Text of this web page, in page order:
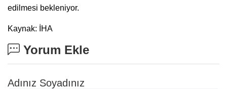
edilmesi bekleniyor.
Kaynak: İHA
Yorum Ekle
Adınız Soyadınız